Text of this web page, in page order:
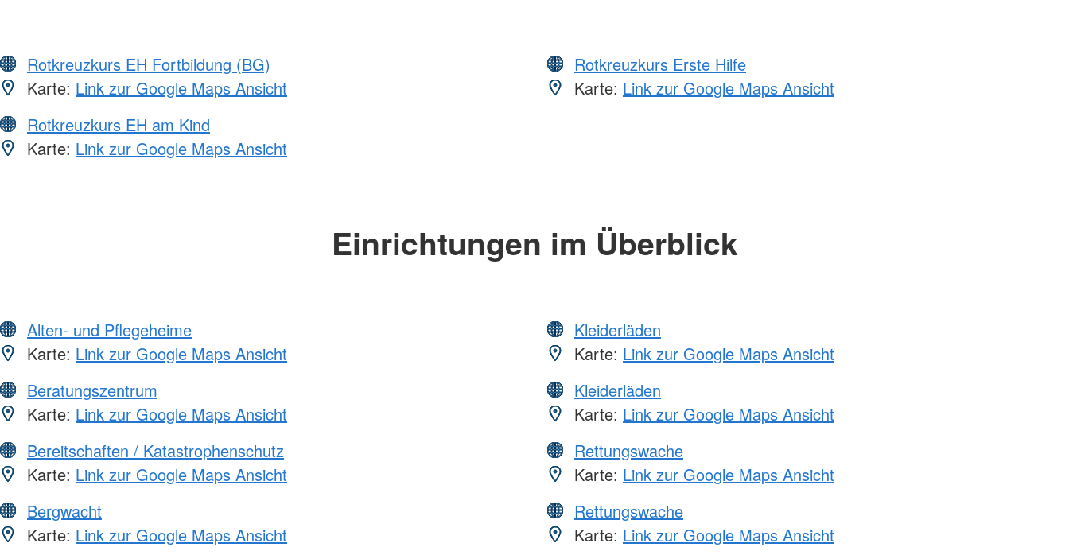
Rotkreuzkurs EH Fortbildung (BG)
Karte: Link zur Google Maps Ansicht
Rotkreuzkurs EH am Kind
Karte: Link zur Google Maps Ansicht
Rotkreuzkurs Erste Hilfe
Karte: Link zur Google Maps Ansicht
Einrichtungen im Überblick
Alten- und Pflegeheime
Karte: Link zur Google Maps Ansicht
Beratungszentrum
Karte: Link zur Google Maps Ansicht
Bereitschaften / Katastrophenschutz
Karte: Link zur Google Maps Ansicht
Bergwacht
Karte: Link zur Google Maps Ansicht
Kleiderläden
Karte: Link zur Google Maps Ansicht
Kleiderläden
Karte: Link zur Google Maps Ansicht
Rettungswache
Karte: Link zur Google Maps Ansicht
Rettungswache
Karte: Link zur Google Maps Ansicht